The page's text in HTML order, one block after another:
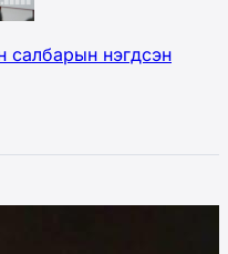
салбарын нэгдсэн